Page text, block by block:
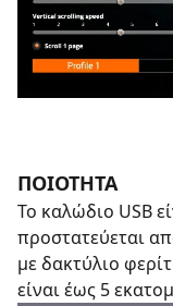
ΠΟΙΟΤΗΤΑ
Το καλώδιο USB
προστατεύεται
με δακτύλιο
είναι έως 5